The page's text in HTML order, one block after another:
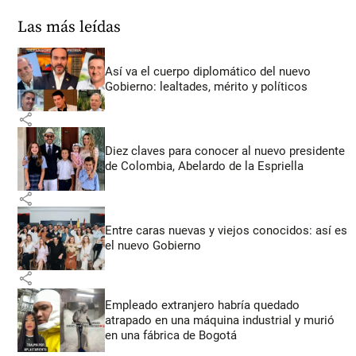
Las más leídas
Así va el cuerpo diplomático del nuevo
Gobierno: lealtades, mérito y políticos
share
Diez claves para conocer al nuevo presidente
de Colombia, Abelardo de la Espriella
share
Entre caras nuevas y viejos conocidos: así es
el nuevo Gobierno
share
Empleado extranjero habría quedado
atrapado en una máquina industrial y murió
en una fábrica de Bogotá